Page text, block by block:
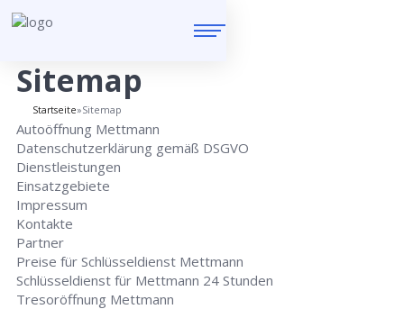
Sitemap
Startseite»Sitemap
Autoöffnung Mettmann
Datenschutzerklärung gemäß DSGVO
Dienstleistungen
Einsatzgebiete
Impressum
Kontakte
Partner
Preise für Schlüsseldienst Mettmann
Schlüsseldienst für Mettmann 24 Stunden
Tresoröffnung Mettmann